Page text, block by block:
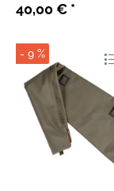
40,00 € *
- 9 %